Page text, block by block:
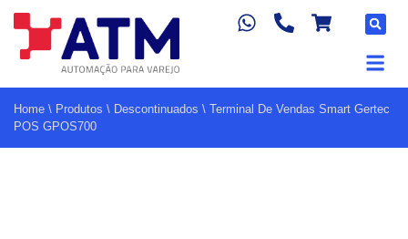
Home \ Produtos \ Descontinuados \ Terminal De Vendas Smart Gertec
POS GPOS700